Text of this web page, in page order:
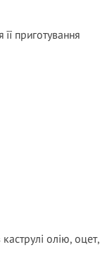
приготування
олію, оцет,